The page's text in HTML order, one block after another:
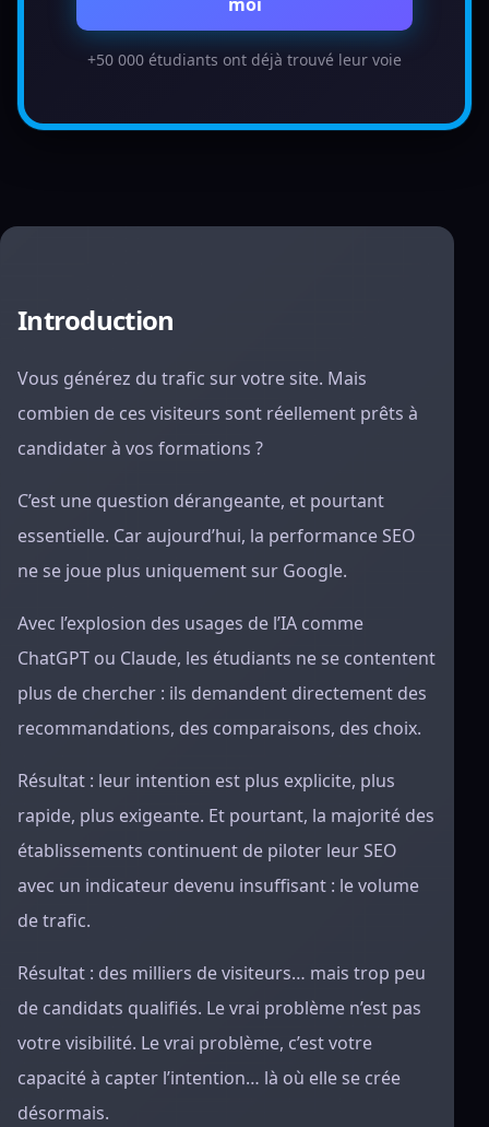
+50 000 étudiants ont déjà trouvé leur voie
Introduction
Vous générez du trafic sur votre site. Mais
combien de ces visiteurs sont réellement prêts à
candidater à vos formations ?
C’est une question dérangeante, et pourtant
essentielle. Car aujourd’hui, la performance SEO
ne se joue plus uniquement sur Google.
Avec l’explosion des usages de l’IA comme
ChatGPT ou Claude, les étudiants ne se contentent
plus de chercher : ils demandent directement des
recommandations, des comparaisons, des choix.
Résultat : leur intention est plus explicite, plus
rapide, plus exigeante. Et pourtant, la majorité des
établissements continuent de piloter leur SEO
avec un indicateur devenu insuffisant : le volume
de trafic.
Résultat : des milliers de visiteurs… mais trop peu
de candidats qualifiés. Le vrai problème n’est pas
votre visibilité. Le vrai problème, c’est votre
capacité à capter l’intention… là où elle se crée
désormais.